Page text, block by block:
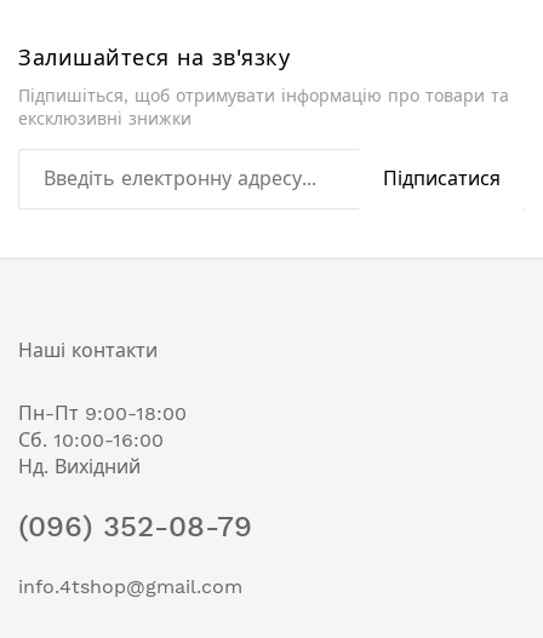
Залишайтеся на зв'язку
Підпишіться, щоб отримувати інформацію про товари та
ексклюзивні знижки
Підписатися
Наші контакти
Пн-Пт 9:00-18:00
Сб. 10:00-16:00
Нд. Вихідний
(096) 352-08-79
info.4tshop@gmail.com